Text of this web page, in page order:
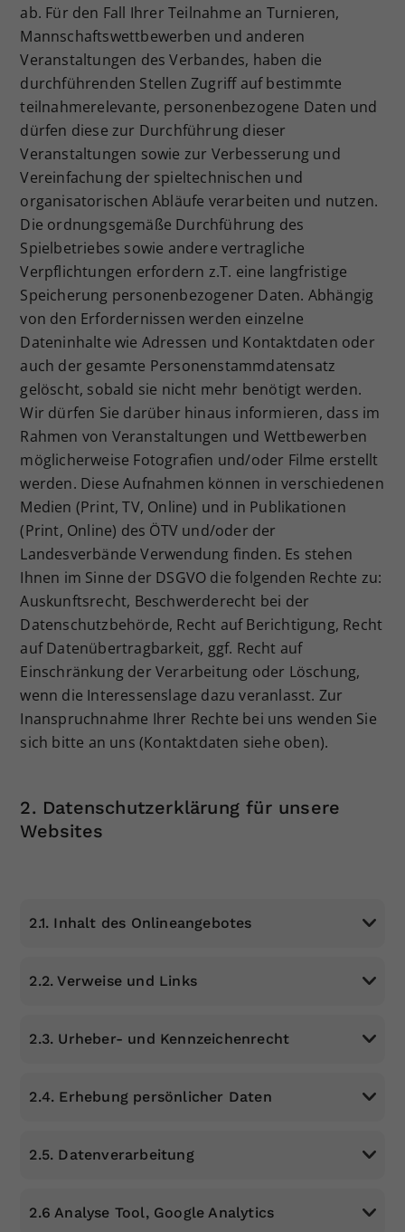
ab. Für den Fall Ihrer Teilnahme an Turnieren,
Mannschaftswettbewerben und anderen
Veranstaltungen des Verbandes, haben die
durchführenden Stellen Zugriff auf bestimmte
teilnahmerelevante, personenbezogene Daten und
dürfen diese zur Durchführung dieser
Veranstaltungen sowie zur Verbesserung und
Vereinfachung der spieltechnischen und
organisatorischen Abläufe verarbeiten und nutzen.
Die ordnungsgemäße Durchführung des
Spielbetriebes sowie andere vertragliche
Verpflichtungen erfordern z.T. eine langfristige
Speicherung personenbezogener Daten. Abhängig
von den Erfordernissen werden einzelne
Dateninhalte wie Adressen und Kontaktdaten oder
auch der gesamte Personenstammdatensatz
gelöscht, sobald sie nicht mehr benötigt werden.
Wir dürfen Sie darüber hinaus informieren, dass im
Rahmen von Veranstaltungen und Wettbewerben
möglicherweise Fotografien und/oder Filme erstellt
werden. Diese Aufnahmen können in verschiedenen
Medien (Print, TV, Online) und in Publikationen
(Print, Online) des ÖTV und/oder der
Landesverbände Verwendung finden. Es stehen
Ihnen im Sinne der DSGVO die folgenden Rechte zu:
Auskunftsrecht, Beschwerderecht bei der
Datenschutzbehörde, Recht auf Berichtigung, Recht
auf Datenübertragbarkeit, ggf. Recht auf
Einschränkung der Verarbeitung oder Löschung,
wenn die Interessenslage dazu veranlasst. Zur
Inanspruchnahme Ihrer Rechte bei uns wenden Sie
sich bitte an uns (Kontaktdaten siehe oben).
2. Datenschutzerklärung für unsere
Websites
2.1. Inhalt des Onlineangebotes
2.2. Verweise und Links
2.3. Urheber- und Kennzeichenrecht
2.4. Erhebung persönlicher Daten
2.5. Datenverarbeitung
2.6 Analyse Tool, Google Analytics